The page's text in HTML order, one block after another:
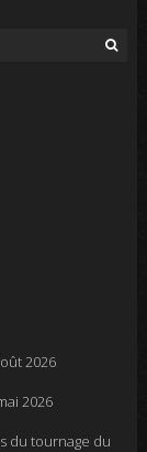
2026
2026
du tournage du